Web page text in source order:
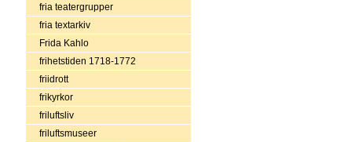
fria teatergrupper
fria textarkiv
Frida Kahlo
frihetstiden 1718-1772
friidrott
frikyrkor
friluftsliv
friluftsmuseer